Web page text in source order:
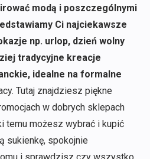
modą i poszczególnymi
Ci najciekawsze
np. urlop, dzień wolny
tradycyjne kreacje
idealne na formalne
Tutaj znajdziesz piękne
w dobrych sklepach
temu możesz wybrać i kupić
sukienkę, spokojnie
i sprawdzisz czy wszystko